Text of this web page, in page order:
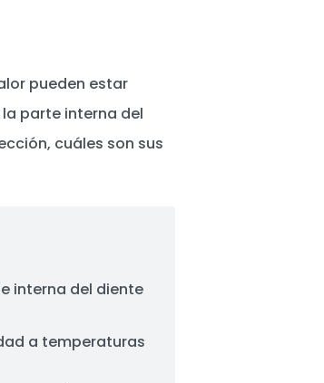
pueden estar
parte interna del
cuáles son sus
interna del diente
a temperaturas